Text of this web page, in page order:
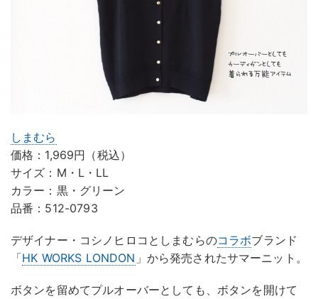
しまむら
価格：1,969円（税込）
サイズ：M・L・LL
カラー：黒・グリーン
品番：512-0793
デザイナー・コシノヒロコとしまむらのコラボブランド
「HK WORKS LONDON 」から発売されたサマーニット。
ボタンを留めてプルオーバーとしても、ボタンを開けて